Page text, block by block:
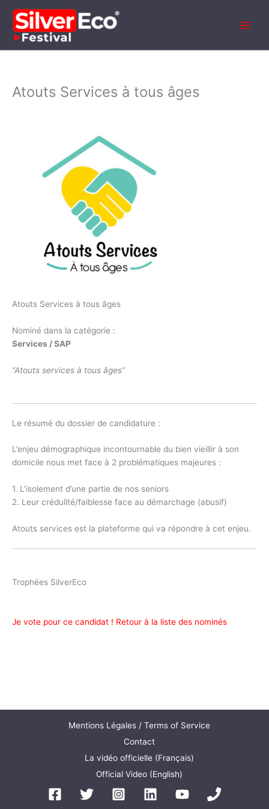
contenu
Atouts Services à tous âges
Atouts Services à tous âges
Nominé dans la catégorie :
Services / SAP
“Atouts services à tous âges”
Le résumé du dossier de candidature :
L’enjeu démographique incontournable du bien vieillir à son
domicile nous met face à 2 problématiques majeures :
1. L’isolement d’une partie de nos seniors
2. Leur crédulité/faiblesse face au démarchage (abusif)
Atouts services est la plateforme qui va répondre à cet enjeu.
Trophées SilverEco
Je vote pour ce candidat ! Retour à la liste des nominés
Mentions Légales / Terms of Service
Contact
La vidéo officielle (Français)
Official Video (English)